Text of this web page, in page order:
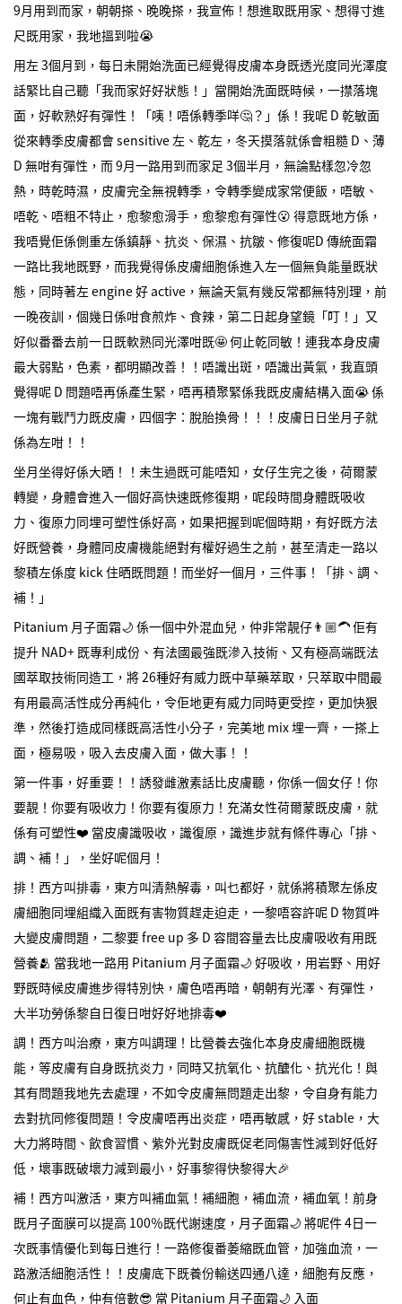
9月用到而家，朝朝搽、晚晚搽，我宣佈！想進取既用家、想得寸進
尺既用家，我地搵到啦😭
用左 3個月到，每日未開始洗面已經覺得皮膚本身既透光度同光澤度
話緊比自己聽「我而家好好狀態！」當開始洗面既時候，一㩒落塊
面，好軟熟好有彈性！「咦！唔係轉季咩🤔？」係！我呢 D 乾敏面
從來轉季皮膚都會 sensitive 左、乾左，冬天摸落就係會粗糙 D、薄
D 無咁有彈性，而 9月一路用到而家足 3個半月，無論點樣忽冷忽
熱，時乾時濕，皮膚完全無視轉季，令轉季變成家常便飯，唔敏、
唔乾、唔粗不特止，愈黎愈滑手，愈黎愈有彈性😮 得意既地方係，
我唔覺佢係側重左係鎮靜、抗炎、保濕、抗皺、修復呢D 傳統面霜
一路比我地既野，而我覺得係皮膚細胞係進入左一個無負能量既狀
態，同時著左 engine 好 active，無論天氣有幾反常都無特別理，前
一晚夜訓，個幾日係咁食煎炸、食辣，第二日起身望鏡「叮！」又
好似番番去前一日既軟熟同光澤咁既🤩 何止乾同敏！連我本身皮膚
最大弱點，色素，都明顯改善！！唔識出斑，唔識出黃氣，我直頭
覺得呢 D 問題唔再係產生緊，唔再積聚緊係我既皮膚結構入面😭 係
一塊有戰鬥力既皮膚，四個字：脫胎換骨！！！皮膚日日坐月子就
係為左咁！！
坐月坐得好係大晒！！未生過既可能唔知，女仔生完之後，荷爾蒙
轉變，身體會進入一個好高快速既修復期，呢段時間身體既吸收
力、復原力同埋可塑性係好高，如果把握到呢個時期，有好既方法
好既營養，身體同皮膚機能絕對有權好過生之前，甚至清走一路以
黎積左係度 kick 住晒既問題！而坐好一個月，三件事！「排、調、
補！」
Pitanium 月子面霜🌙 係一個中外混血兒，仲非常靚仔👨🏼‍🦱 佢有
提升 NAD+ 既專利成份、有法國最強既滲入技術、又有極高端既法
國萃取技術同造工，將 26種好有威力既中草藥萃取，只萃取中間最
有用最高活性成分再純化，令佢地更有威力同時更受控，更加快狠
準，然後打造成同樣既高活性小分子，完美地 mix 埋一齊，一搽上
面，極易吸，吸入去皮膚入面，做大事！！
第一件事，好重要！！誘發雌激素話比皮膚聽，你係一個女仔！你
要靚！你要有吸收力！你要有復原力！充滿女性荷爾蒙既皮膚，就
係有可塑性❤️ 當皮膚識吸收，識復原，識進步就有條件專心「排、
調、補！」，坐好呢個月！
排！西方叫排毒，東方叫清熱解毒，叫乜都好，就係將積聚左係皮
膚細胞同埋組織入面既有害物質趕走迫走，一黎唔容許呢 D 物質吽
大變皮膚問題，二黎要 free up 多 D 容間容量去比皮膚吸收有用既
營養🫂 當我地一路用 Pitanium 月子面霜🌙 好吸收，用岩野、用好
野既時候皮膚進步得特別快，膚色唔再暗，朝朝有光澤、有彈性，
大半功勞係黎自日復日咁好好地排毒❤️
調！西方叫治療，東方叫調理！比營養去強化本身皮膚細胞既機
能，等皮膚有自身既抗炎力，同時又抗氧化、抗醣化、抗光化！與
其有問題我地先去處理，不如令皮膚無問題走出黎，令自身有能力
去對抗同修復問題！令皮膚唔再出炎症，唔再敏感，好 stable，大
大力將時間、飲食習慣、紫外光對皮膚既促老同傷害性減到好低好
低，壞事既破壞力減到最小，好事黎得快黎得大🎉
補！西方叫激活，東方叫補血氣！補細胞，補血流，補血氧！前身
既月子面膜可以提高 100％既代謝速度，月子面霜🌙 將呢件 4日一
次既事情優化到每日進行！一路修復番萎縮既血管，加強血流，一
路激活細胞活性！！皮膚底下既養份輸送四通八達，細胞有反應，
何止有血色，仲有倍數😎 當 Pitanium 月子面霜🌙 入面